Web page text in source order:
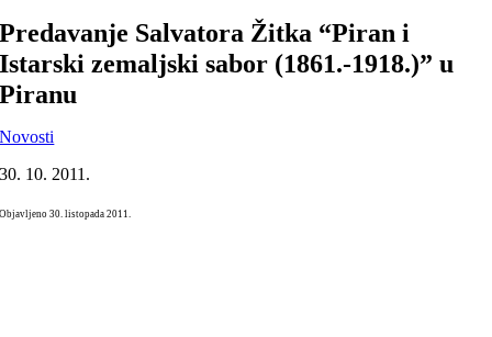
Predavanje Salvatora Žitka “Piran i
Istarski zemaljski sabor (1861.-1918.)” u
Piranu
Novosti
30. 10. 2011.
Objavljeno 30. listopada 2011.